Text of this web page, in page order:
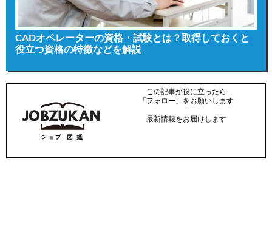
CADオペレーターの資格・試験とは？取得しておくと
役立つ資格の特徴などを解説
この記事が役に立ったら
「フォロー」をお願いします
最新情報をお届けします